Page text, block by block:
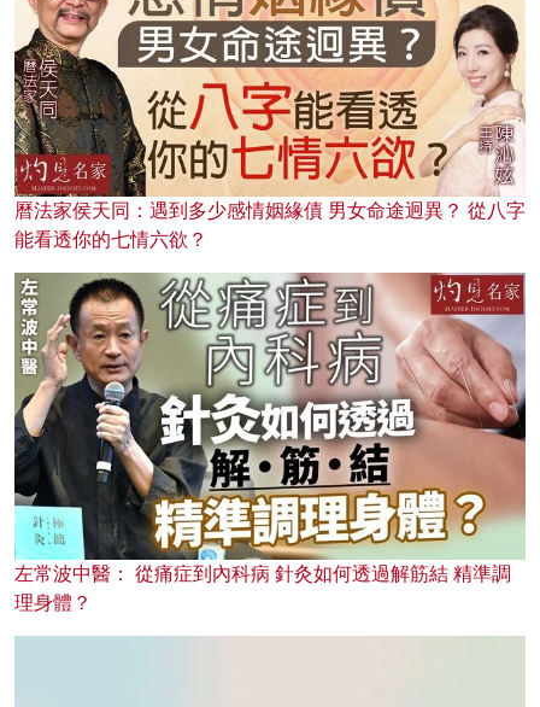
曆法家侯天同：遇到多少感情姻緣債 男女命途迥異？ 從八字
能看透你的七情六欲？
左常波中醫： 從痛症到內科病 針灸如何透過解筋結 精準調
理身體？